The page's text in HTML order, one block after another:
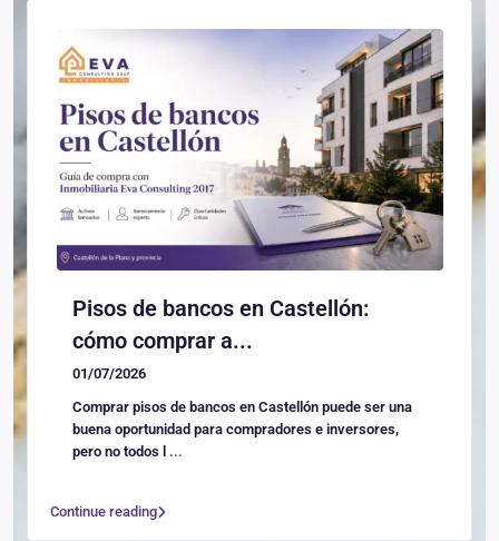
Pisos de bancos en Castellón:
cómo comprar a...
01/07/2026
Comprar pisos de bancos en Castellón puede ser una
buena oportunidad para compradores e inversores,
pero no todos l ...
Continue reading